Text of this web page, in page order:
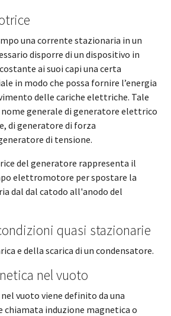
una corrente stazionaria in un
disporre di un dispositivo in
ai suoi capi una certa
in modo che possa fornire l’energia
delle cariche elettriche. Tale
generale di generatore elettrico
di generatore di forza
di tensione.
del generatore rappresenta il
elettromotore per spostare la
dal dal catodo all'anodo del
quasi stazionarie
e della scarica di un condensatore.
nel vuoto
vuoto viene definito da una
induzione magnetica o